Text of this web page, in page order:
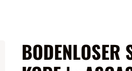
BODENLOSER